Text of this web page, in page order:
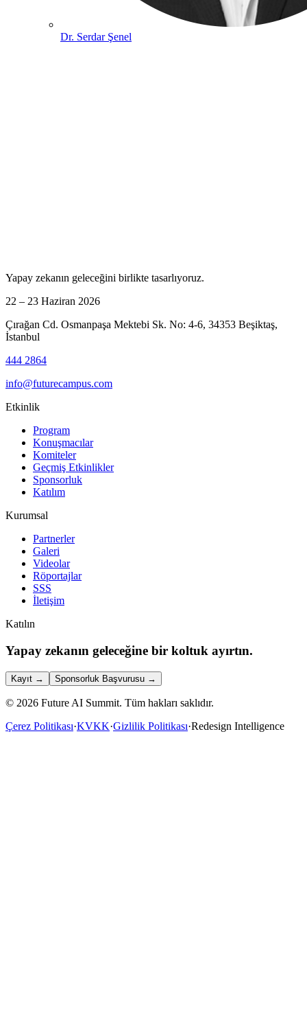
Dr. Serdar Şenel
Yapay zekanın geleceğini birlikte tasarlıyoruz.
22 – 23 Haziran 2026
Çırağan Cd. Osmanpaşa Mektebi Sk. No: 4-6, 34353 Beşiktaş,
İstanbul
444 2864
info@futurecampus.com
Etkinlik
Program
Konuşmacılar
Komiteler
Geçmiş Etkinlikler
Sponsorluk
Katılım
Kurumsal
Partnerler
Galeri
Videolar
Röportajlar
SSS
İletişim
Katılın
Yapay zekanın geleceğine bir koltuk ayırtın.
Kayıt → Sponsorluk Başvurusu →
© 2026 Future AI Summit. Tüm hakları saklıdır.
Çerez Politikası·KVKK·Gizlilik Politikası·Redesign Intelligence